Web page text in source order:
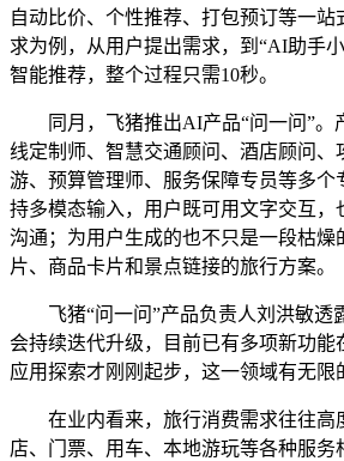
自动比价、个性推荐、打包预订等一站
求为例，从用户提出需求，到“AI助手
智能推荐，整个过程只需10秒。
同月，飞猪推出AI产品“问一问”。
线定制师、智慧交通顾问、酒店顾问、
游、预算管理师、服务保障专员等多个
持多模态输入，用户既可用文字交互，
沟通；为用户生成的也不只是一段枯燥
片、商品卡片和景点链接的旅行方案。
飞猪“问一问”产品负责人刘洪敏透
会持续迭代升级，目前已有多项新功能
应用探索才刚刚起步，这一领域有无限
在业内看来，旅行消费需求往往高
店、门票、用车、本地游玩等各种服务